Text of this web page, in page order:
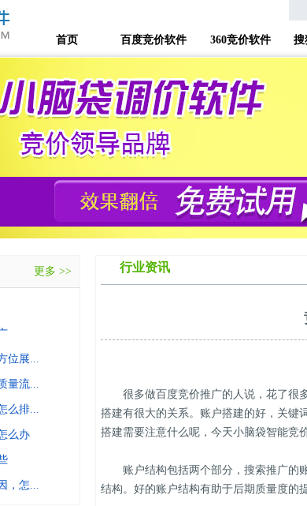
首页 百度竞价软件 360竞价软件 搜
行业资讯
很多做百度竞价推广的人说，花了很多
搭建有很大的关系。账户搭建的好，关键
搭建需要注意什么呢，今天小脑袋智能竞
账户结构包括两个部分，搜索推广的账
结构。好的账户结构有助于后期质量度的
更多 >>
位展...
量流...
么排...
么办
，怎...